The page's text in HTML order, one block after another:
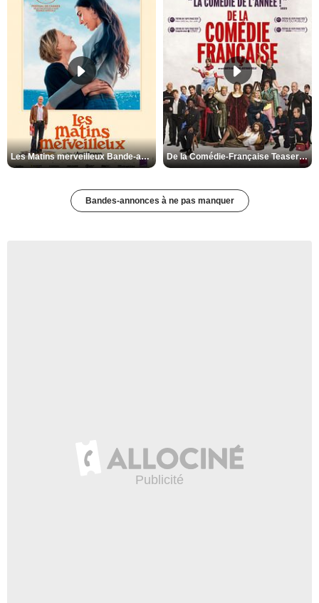
Les Matins merveilleux Bande-annonce VF De la Comédie-Française Teaser VF
Bandes-annonces à ne pas manquer